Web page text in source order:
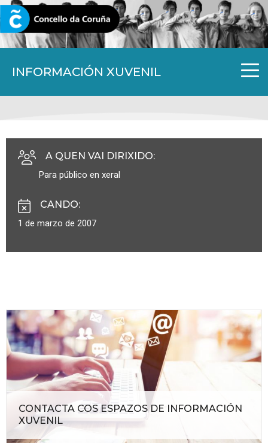
INFORMACIÓN XUVENIL
CORUNA.GAL
A QUEN VAI DIRIXIDO:
Para público en xeral
CANDO:
1 de marzo de 2007
CONTACTA COS ESPAZOS DE INFORMACIÓN
XUVENIL